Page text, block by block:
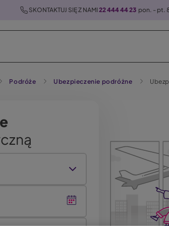
SKONTAKTUJ SIĘ Z NAMI 22 444 44 23 pon. - pt.
Podróże Ubezpieczenie podróżne